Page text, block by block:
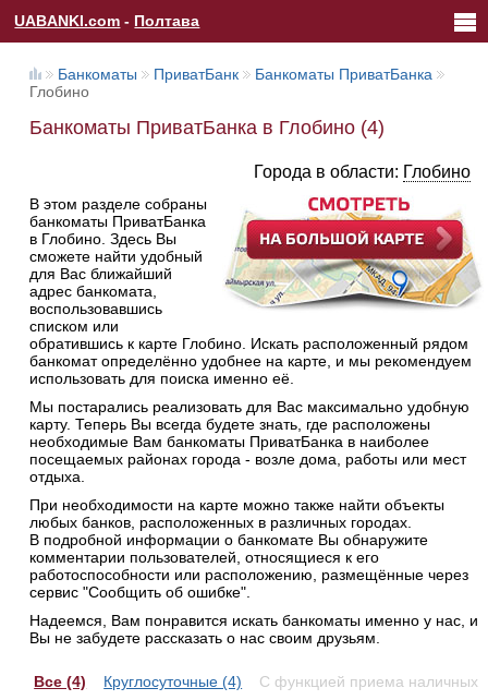
UABANKI.com - Полтава
Банкоматы ПриватБанк
Банкоматы ПриватБанка
Глобино
Банкоматы ПриватБанка в Глобино (4)
Города в области: Глобино
В этом разделе собраны
банкоматы ПриватБанка
в Глобино. Здесь Вы
сможете найти удобный
для Вас ближайший
адрес банкомата,
воспользовавшись
списком или
обратившись к карте Глобино. Искать расположенный рядом
банкомат определённо удобнее на карте, и мы рекомендуем
использовать для поиска именно её.
Мы постарались реализовать для Вас максимально удобную
карту. Теперь Вы всегда будете знать, где расположены
необходимые Вам банкоматы ПриватБанка в наиболее
посещаемых районах города - возле дома, работы или мест
отдыха.
При необходимости на карте можно также найти объекты
любых банков, расположенных в различных городах.
В подробной информации о банкомате Вы обнаружите
комментарии пользователей, относящиеся к его
работоспособности или расположению, размещённые через
сервис "Сообщить об ошибке".
Надеемся, Вам понравится искать банкоматы именно у нас, и
Вы не забудете рассказать о нас своим друзьям.
Все (4) Круглосуточные (4)
С функцией приема наличных